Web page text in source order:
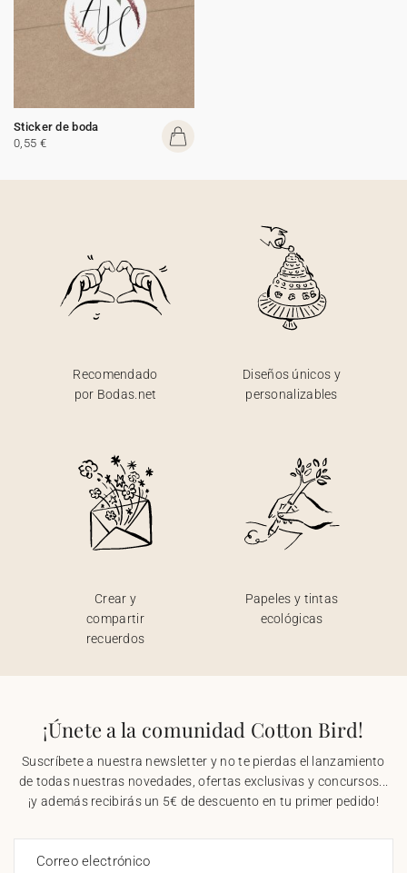
Sticker de boda
0,55 €
Recomendado
por Bodas.net
Diseños únicos y
personalizables
Crear y
compartir
recuerdos
Papeles y tintas
ecológicas
¡Únete a la comunidad Cotton Bird!
Suscríbete a nuestra newsletter y no te pierdas el lanzamiento
de todas nuestras novedades, ofertas exclusivas y concursos...
¡y además recibirás un 5€ de descuento en tu primer pedido!
Correo electrónico